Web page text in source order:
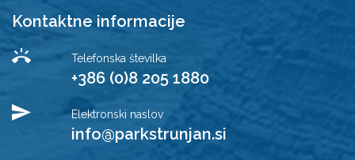
Kontaktne informacije
Telefonska številka
+386 (0)8 205 1880
Elektronski naslov
info@parkstrunjan.si